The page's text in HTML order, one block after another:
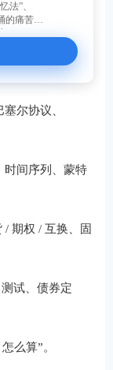
法”、
的痛苦。
尔协议、
时间序列、蒙特
/ 期权 / 互换、固
试、债券定
么算”。